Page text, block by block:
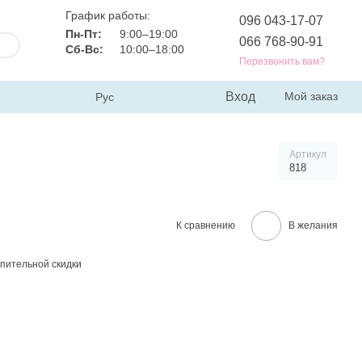
График работы:
Пн-Пт:
9:00–19:00
Сб-Вс:
10:00–18:00
096 043-17-07
066 768-90-91
Перезвонить вам?
Рус Вход Мой заказ
Артикул
818
К сравнению В желания
скидки